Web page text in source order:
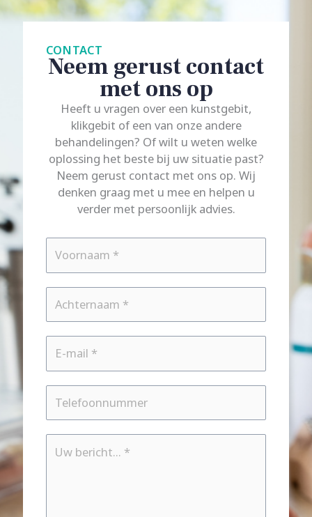
CONTACT
Neem gerust contact
met ons op
Heeft u vragen over een kunstgebit,
klikgebit of een van onze andere
behandelingen? Of wilt u weten welke
oplossing het beste bij uw situatie past?
Neem gerust contact met ons op. Wij
denken graag met u mee en helpen u
verder met persoonlijk advies.
mailadres